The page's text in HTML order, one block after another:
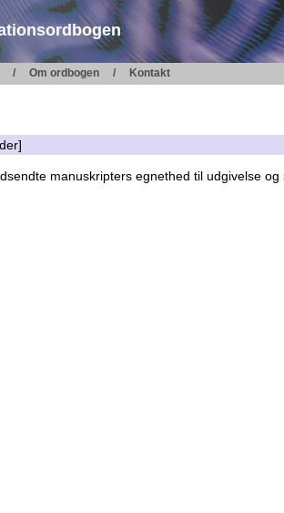
Om ordbogen Kontakt
manuskripters egnethed til udgivelse